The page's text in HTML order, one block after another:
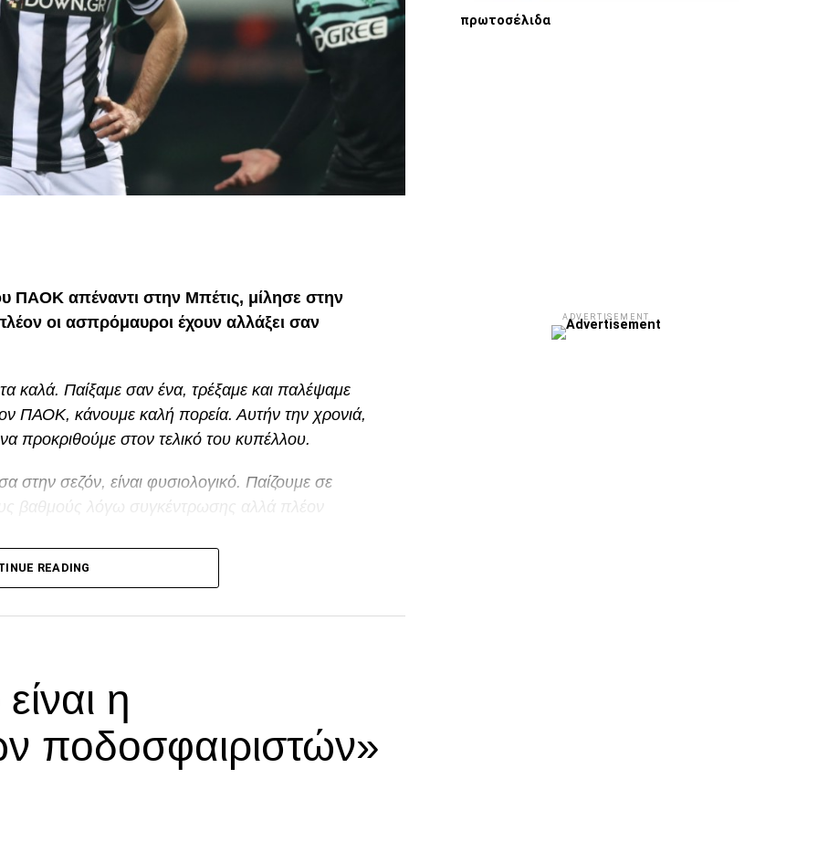
ΠΑΟΚ απέναντι στην Μπέτις, μίλησε στην
οι ασπρόμαυροι έχουν αλλάξει σαν
καλά. Παίξαμε σαν ένα, τρέξαμε και παλέψαμε
ΠΑΟΚ, κάνουμε καλή πορεία. Αυτήν την χρονιά,
προκριθούμε στον τελικό του κυπέλλου.
στην σεζόν, είναι φυσιολογικό. Παίζουμε σε
βαθμούς λόγω συγκέντρωσης αλλά πλέον
READING
η
ποδοσφαιριστών»
πρωτοσέλιδα
ADVERTISEMENT